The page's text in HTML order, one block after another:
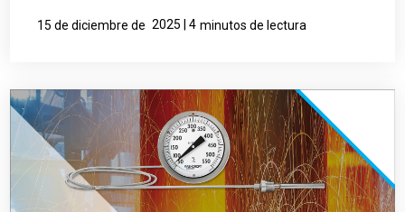
15 de diciembre de 2025 | 4 minutos de lectura